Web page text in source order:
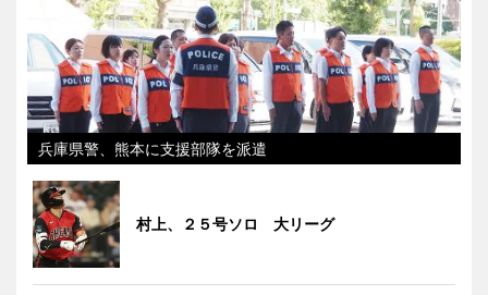
兵庫県警、熊本に支援部隊を派遣
村上、２５号ソロ 大リーグ